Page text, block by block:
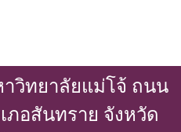
วิทยาลัยแม่โจ้ ถนน
ภอสันทราย จังหวัด